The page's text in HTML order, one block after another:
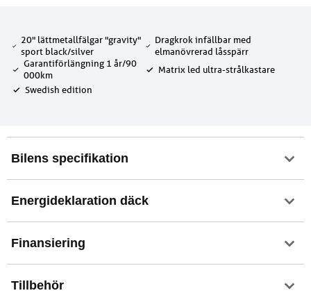
20" lättmetallfälgar "gravity"
sport black/silver
Dragkrok infällbar med
elmanövrerad låsspärr
Garantiförlängning 1 år/90
000km
Matrix led ultra-strålkastare
Swedish edition
Bilens specifikation
Energideklaration däck
Finansiering
Tillbehör